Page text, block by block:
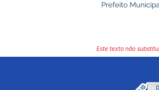
Prefeito
Este texto não